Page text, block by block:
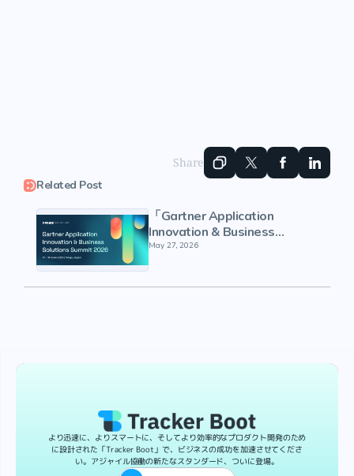
Share
Related Post
「Gartner Application
Innovation & Business
Solutions Summit 2026」へ
May 27, 2026
より迅速に、よりスマートに、そしてより効率的なプロダクト開発のため
に設計された「Tracker Boot」で、ビジネスの成功を加速させてくださ
い。アジャイル協働の新たなスタンダード、ついに登場。